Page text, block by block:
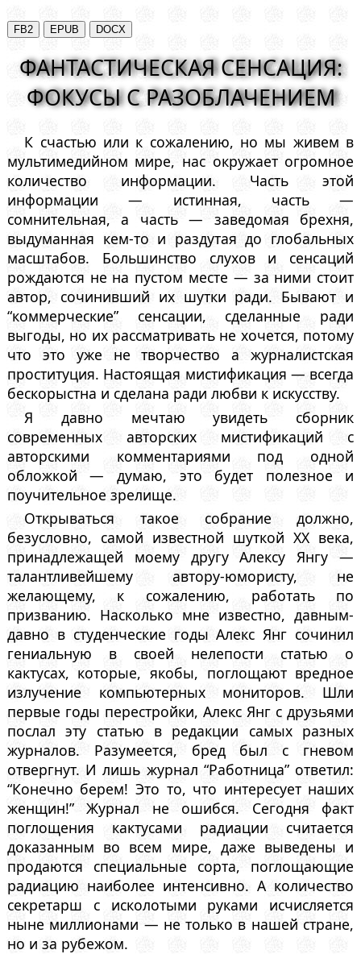
ФАНТАСТИЧЕСКАЯ СЕНСАЦИЯ:
ФОКУСЫ С РАЗОБЛАЧЕНИЕМ
К счастью или к сожалению, но мы живем в
мультимедийном мире, нас окружает огромное
количество информации. Часть этой
информации — истинная, часть —
сомнительная, а часть — заведомая брехня,
выдуманная кем-то и раздутая до глобальных
масштабов. Большинство слухов и сенсаций
рождаются не на пустом месте — за ними стоит
автор, сочинивший их шутки ради. Бывают и
“коммерческие” сенсации, сделанные ради
выгоды, но их рассматривать не хочется, потому
что это уже не творчество а журналистская
проституция. Настоящая мистификация — всегда
бескорыстна и сделана ради любви к искусству.
Я давно мечтаю увидеть сборник
современных авторских мистификаций с
авторскими комментариями под одной
обложкой — думаю, это будет полезное и
поучительное зрелище.
Открываться такое собрание должно,
безусловно, самой известной шуткой ХХ века,
принадлежащей моему другу Алексу Янгу —
талантливейшему автору-юмористу, не
желающему, к сожалению, работать по
призванию. Насколько мне известно, давным-
давно в студенческие годы Алекс Янг сочинил
гениальную в своей нелепости статью о
кактусах, которые, якобы, поглощают вредное
излучение компьютерных мониторов. Шли
первые годы перестройки, Алекс Янг с друзьями
послал эту статью в редакции самых разных
журналов. Разумеется, бред был с гневом
отвергнут. И лишь журнал “Работница” ответил:
“Конечно берем! Это то, что интересует наших
женщин!” Журнал не ошибся. Сегодня факт
поглощения кактусами радиации считается
доказанным во всем мире, даже выведены и
продаются специальные сорта, поглощающие
радиацию наиболее интенсивно. А количество
секретарш с исколотыми руками исчисляется
ныне миллионами — не только в нашей стране,
но и за рубежом.